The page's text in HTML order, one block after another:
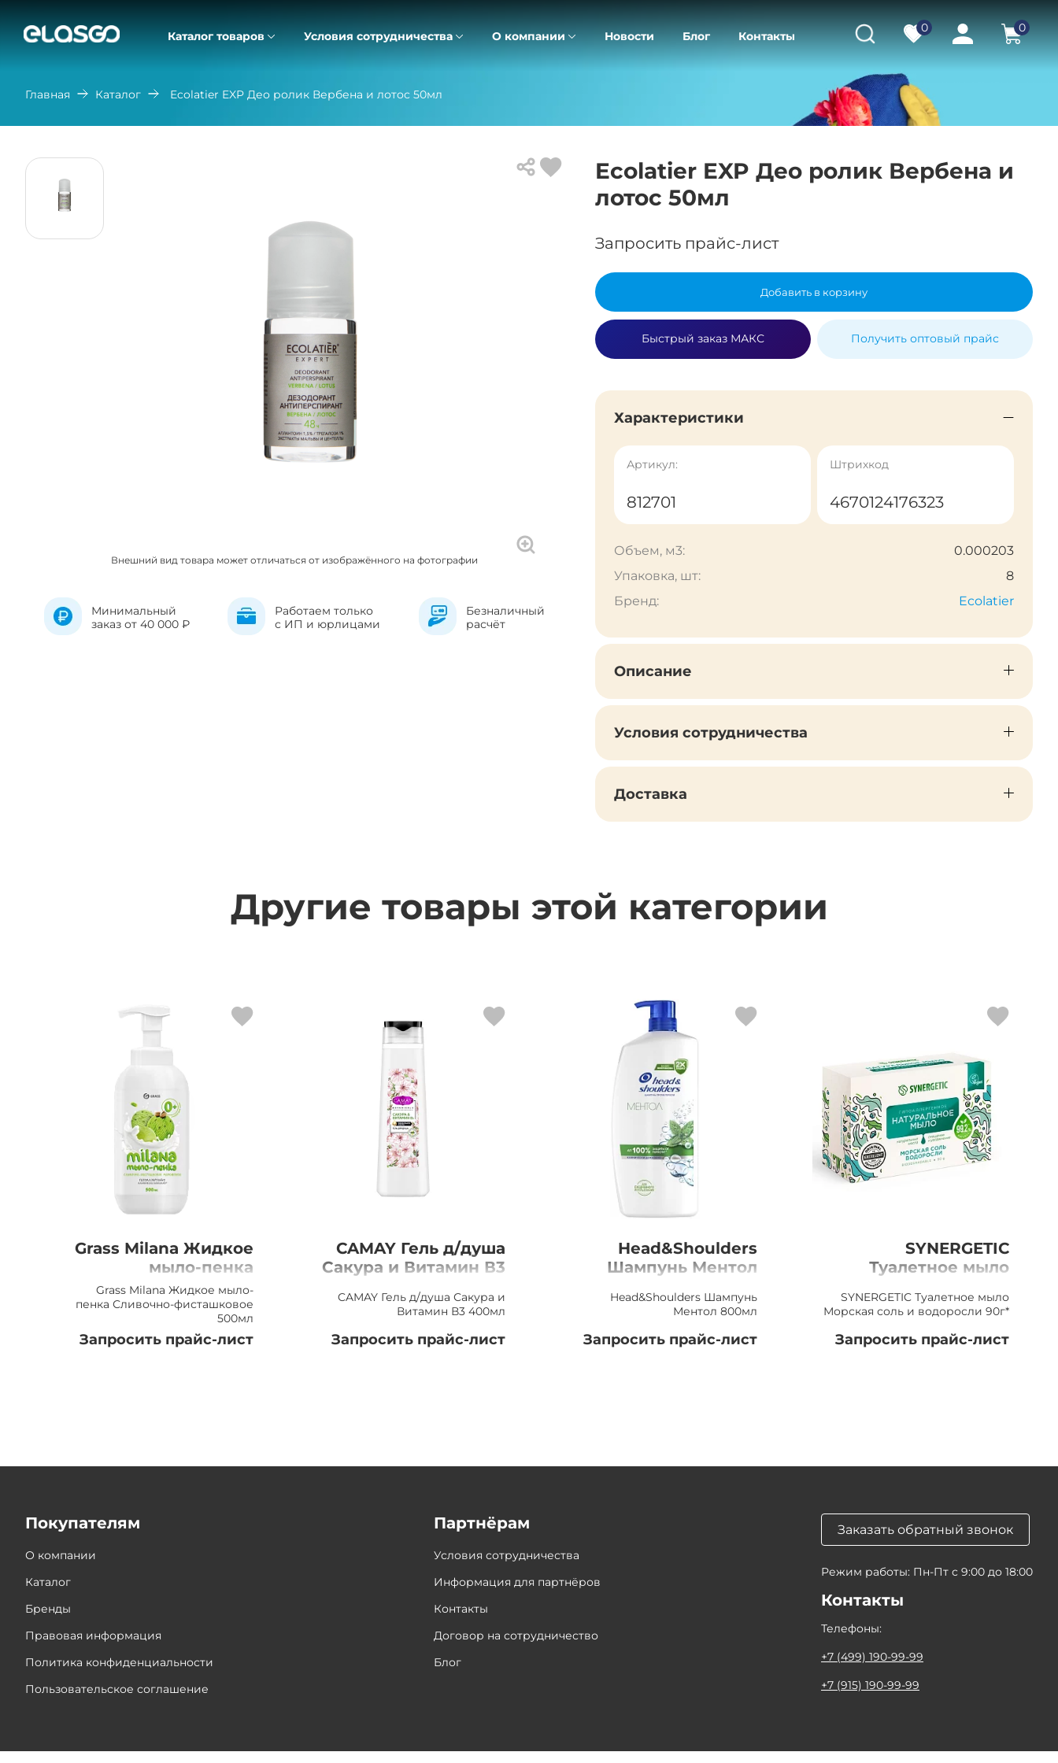
Каталог товаров Условия сотрудничества О компании Новости Блог Контакты
0 0
Главная Каталог Ecolatier EXP Део ролик Вербена и лотос 50мл
Внешний вид товара может отличаться от изображённого на фотографии
Минимальный
заказ от 40 000 ₽
Работаем только
с ИП и юрлицами
Безналичный
расчёт
Ecolatier EXP Део ролик Вербена и
лотос 50мл
Запросить прайс-лист
Добавить в корзину
Быстрый заказ МАКС Получить оптовый прайс
Характеристики
Артикул:
812701
Штрихкод
4670124176323
Объем, м3:
0.000203
Упаковка, шт:
8
Бренд:
Ecolatier
Описание
Условия сотрудничества
Доставка
Другие товары этой категории
Grass Milana Жидкое
мыло-пенка
Сливочно-
фисташковое 500мл
Grass Milana Жидкое мыло-
пенка Сливочно-фисташковое
500мл
Запросить прайс-лист
CAMAY Гель д/душа
Сакура и Витамин В3
CAMAY Гель д/душа Сакура и
Витамин В3 400мл
Запросить прайс-лист
Head&Shoulders
Шампунь Ментол
Head&Shoulders Шампунь
Ментол 800мл
Запросить прайс-лист
SYNERGETIC
Туалетное мыло
водоросли 90г*
SYNERGETIC Туалетное мыло
Морская соль и водоросли 90г*
Запросить прайс-лист
Покупателям
О компании
Каталог
Бренды
Правовая информация
Политика конфиденциальности
Пользовательское соглашение
Партнёрам
Условия сотрудничества
Информация для партнёров
Контакты
Договор на сотрудничество
Блог
Заказать обратный звонок
Режим работы: Пн-Пт с 9:00 до 18:00
Контакты
Телефоны:
+7 (499) 190-99-99
+7 (915) 190-99-99